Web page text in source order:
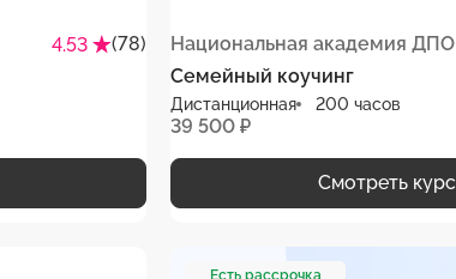
4.53
(78)
Национальная академия ДПО
Семейный коучинг
Дистанционная 200 часов
39 500 ₽
Смотреть курс